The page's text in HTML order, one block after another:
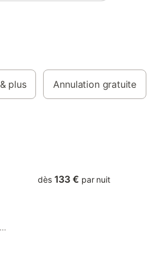
& plus Annulation gratuite
dès 133 € par nuit